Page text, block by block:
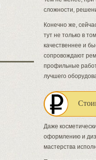
сложности,
Конечно же,
тут не только в
качественнее и
сопровождают
профильные
лучшего
Даже
оформлению и
мастерства